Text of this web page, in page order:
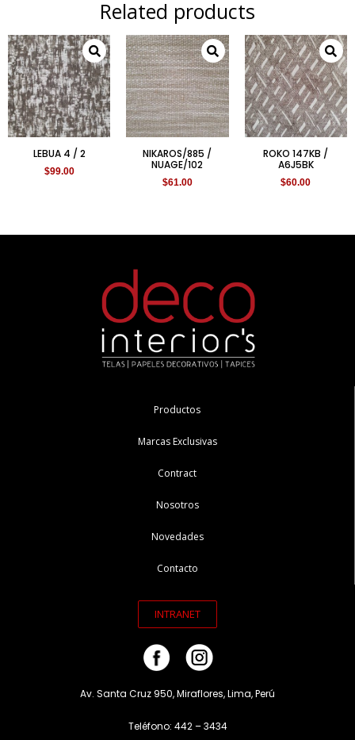
Related products
LEBUA 4 / 2
$99.00
NIKAROS/885 /
NUAGE/102
$61.00
ROKO 147KB /
A6J5BK
$60.00
Productos
Marcas Exclusivas
Contract
Nosotros
Novedades
Contacto
INTRANET
Av. Santa Cruz 950, Miraflores, Lima, Perú
Teléfono: 442 – 3434